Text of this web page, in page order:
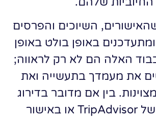
השיוכים והפרסים
באופן בולט באופן
האלה הם לא רק לראווה;
את מעמדך בתעשייה ואת
בין אם מדובר בדירוג
ראוי לציון של TripAdvisor או באישור